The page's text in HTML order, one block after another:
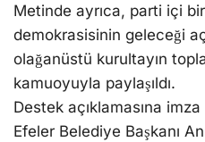
Metinde ayrıca, parti içi
demokrasisinin geleceği
olağanüstü kurultayın
kamuoyuyla paylaşıldı.
Destek açıklamasına
Efeler Belediye Başkanı